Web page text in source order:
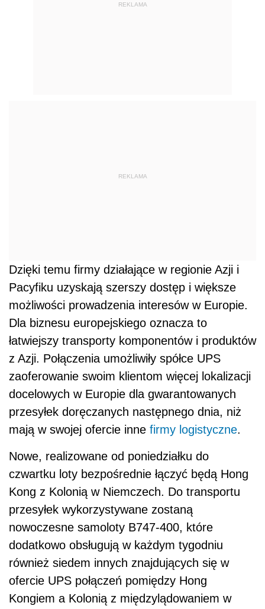
REKLAMA
REKLAMA
Dzięki temu firmy działające w regionie Azji i
Pacyfiku uzyskają szerszy dostęp i większe
możliwości prowadzenia interesów w Europie.
Dla biznesu europejskiego oznacza to
łatwiejszy transporty komponentów i produktów
z Azji. Połączenia umożliwiły spółce UPS
zaoferowanie swoim klientom więcej lokalizacji
docelowych w Europie dla gwarantowanych
przesyłek doręczanych następnego dnia, niż
mają w swojej ofercie inne firmy logistyczne.
Nowe, realizowane od poniedziałku do
czwartku loty bezpośrednie łączyć będą Hong
Kong z Kolonią w Niemczech. Do transportu
przesyłek wykorzystywane zostaną
nowoczesne samoloty B747-400, które
dodatkowo obsługują w każdym tygodniu
również siedem innych znajdujących się w
ofercie UPS połączeń pomiędzy Hong
Kongiem a Kolonią z międzylądowaniem w